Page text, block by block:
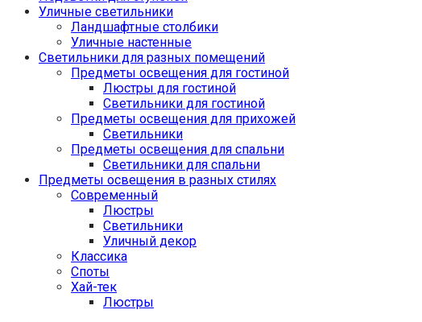
Уличные светильники
Ландшафтные столбики
Уличные настенные
Светильники для разных помещений
Предметы освещения для гостиной
Люстры для гостиной
Светильники для гостиной
Предметы освещения для прихожей
Светильники
Предметы освещения для спальни
Светильники для спальни
Предметы освещения в разных стилях
Cовременный
Люстры
Светильники
Уличный декор
Классика
Споты
Хай-тек
Люстры